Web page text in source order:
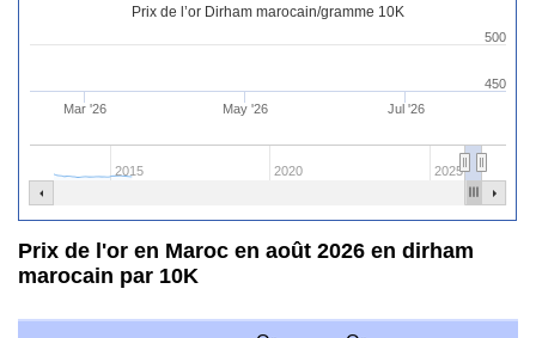
Prix de l’or Dirham marocain/gramme 10K
Mar '26 May '26 Jul '26
2015 2020 2025
450
500
Prix de l'or en Maroc en août 2026 en dirham
marocain par 10K